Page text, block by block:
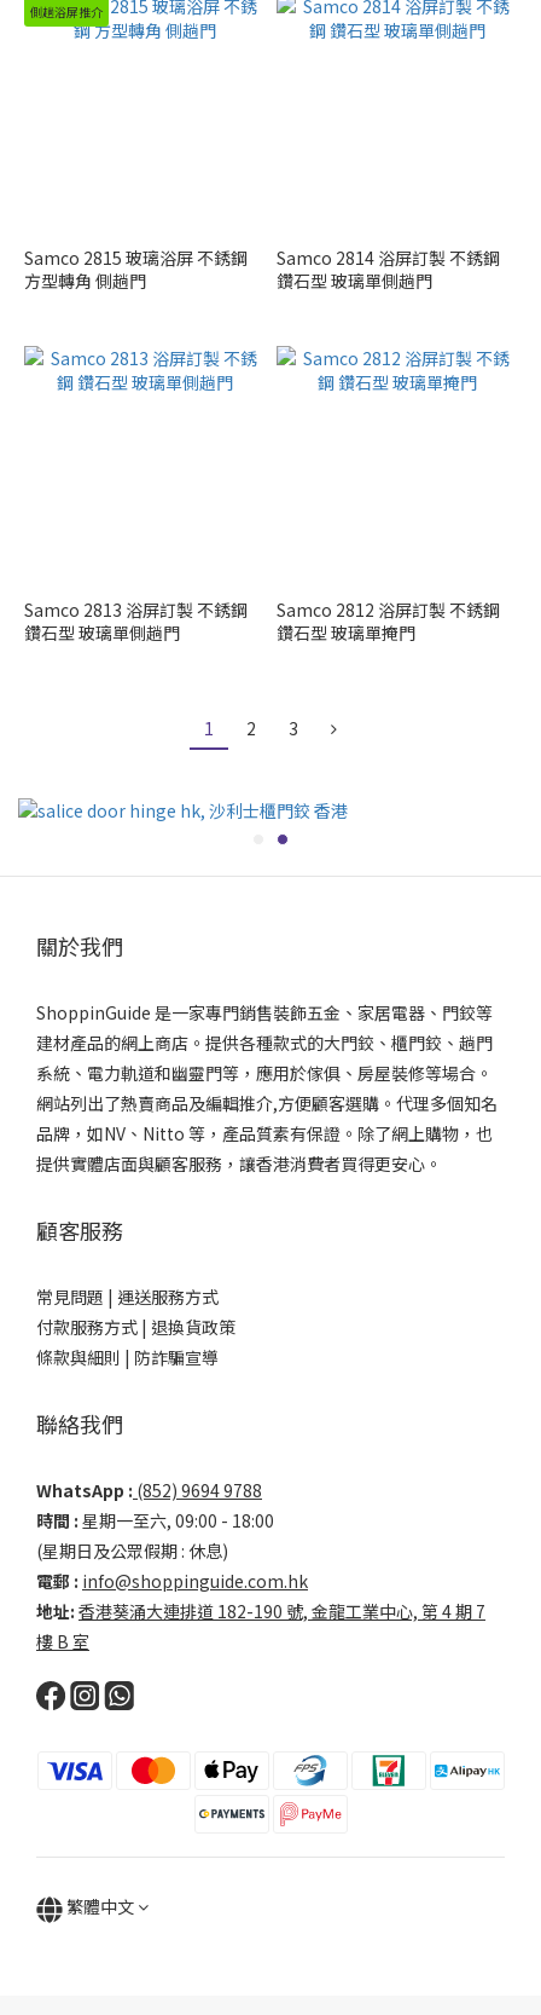
側趟浴屏推介
Samco 2815 玻璃浴屏 不銹鋼
方型轉角 側趟門
Samco 2814 浴屏訂製 不銹鋼
鑽石型 玻璃單側趟門
Samco 2813 浴屏訂製 不銹鋼
鑽石型 玻璃單側趟門
Samco 2812 浴屏訂製 不銹鋼
鑽石型 玻璃單掩門
1 2 3
關於我們
ShoppinGuide 是一家專門銷售裝飾五金、家居電器、門鉸等
建材產品的網上商店。提供各種款式的大門鉸、櫃門鉸、趟門
系統、電力軌道和幽靈門等，應用於傢俱、房屋裝修等場合。
網站列出了熱賣商品及編輯推介,方便顧客選購。代理多個知名
品牌，如NV、Nitto 等，產品質素有保證。除了網上購物，也
提供實體店面與顧客服務，讓香港消費者買得更安心。
顧客服務
常見問題 | 運送服務方式
付款服務方式 | 退換貨政策
條款與細則 | 防詐騙宣導
聯絡我們
WhatsApp : (852) 9694 9788
時間 : 星期一至六, 09:00 - 18:00
(星期日及公眾假期 : 休息)
電郵 : info@shoppinguide.com.hk
地址: 香港葵涌大連排道 182-190 號, 金龍工業中心, 第 4 期 7
樓 B 室
繁體中文